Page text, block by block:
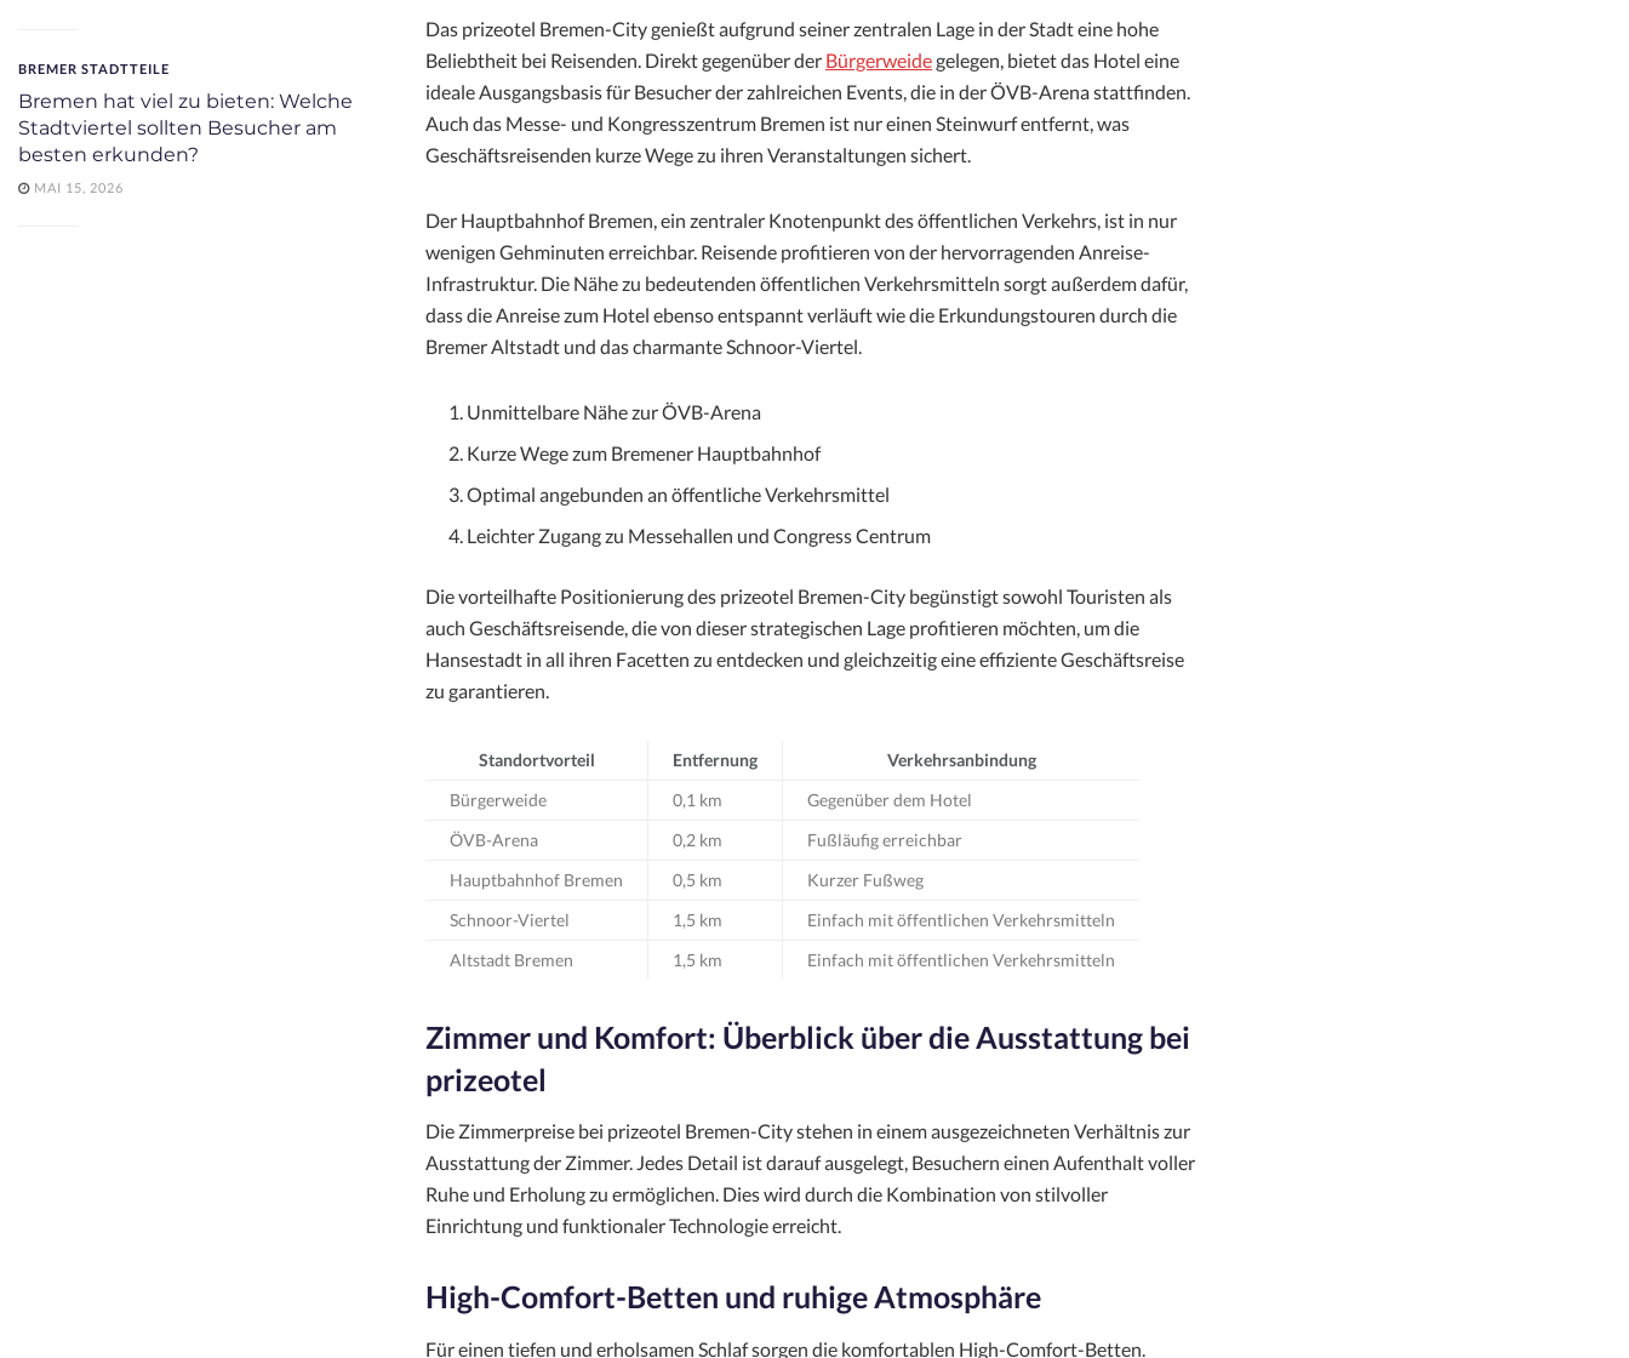
Das prizeotel Bremen-City genießt aufgrund seiner zentralen Lage in der Stadt eine hohe
Beliebtheit bei Reisenden. Direkt gegenüber der Bürgerweidegelegen, bietet das Hotel eine
ideale Ausgangsbasis für Besucher der zahlreichen Events, die in der ÖVB-Arena stattfinden.
Auch das Messe- und Kongresszentrum Bremen ist nur einen Steinwurf entfernt, was
Geschäftsreisenden kurze Wege zu ihren Veranstaltungen sichert.
Der Hauptbahnhof Bremen, ein zentraler Knotenpunkt des öffentlichen Verkehrs, ist in nur
wenigen Gehminuten erreichbar. Reisende profitieren von der hervorragenden Anreise-
Infrastruktur. Die Nähe zu bedeutenden öffentlichen Verkehrsmitteln sorgt außerdem dafür,
dass die Anreise zum Hotel ebenso entspannt verläuft wie die Erkundungstouren durch die
Bremer Altstadt und das charmante Schnoor-Viertel.
Unmittelbare Nähe zur ÖVB-Arena
Kurze Wege zum Bremener Hauptbahnhof
Optimal angebunden an öffentliche Verkehrsmittel
Leichter Zugang zu Messehallen und Congress Centrum
Die vorteilhafte Positionierung des prizeotel Bremen-City begünstigt sowohl Touristen als
auch Geschäftsreisende, die von dieser strategischen Lage profitieren möchten, um die
Hansestadt in all ihren Facetten zu entdecken und gleichzeitig eine effiziente Geschäftsreise
zu garantieren.
Standortvorteil Entfernung Verkehrsanbindung
Bürgerweide 0,1 km Gegenüber dem Hotel
ÖVB-Arena 0,2 km Fußläufig erreichbar
Hauptbahnhof Bremen 0,5 km Kurzer Fußweg
Schnoor-Viertel 1,5 km Einfach mit öffentlichen Verkehrsmitteln
Altstadt Bremen 1,5 km Einfach mit öffentlichen Verkehrsmitteln
Zimmer und Komfort: Überblick über die Ausstattung bei
prizeotel
Die Zimmerpreise bei prizeotel Bremen-City stehen in einem ausgezeichneten Verhältnis zur
Ausstattung der Zimmer. Jedes Detail ist darauf ausgelegt, Besuchern einen Aufenthalt voller
Ruhe und Erholung zu ermöglichen. Dies wird durch die Kombination von stilvoller
Einrichtung und funktionaler Technologie erreicht.
High-Comfort-Betten und ruhige Atmosphäre
Für einen tiefen und erholsamen Schlaf sorgen die komfortablen High-Comfort-Betten.
BREMER STADTTEILE
Bremen hat viel zu bieten: Welche
Stadtviertel sollten Besucher am
besten erkunden?
MAI 15, 2026